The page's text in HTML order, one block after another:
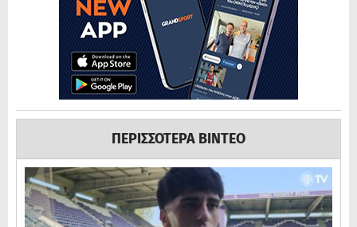
ΠΕΡΙΣΣΟΤΕΡΑ ΒΙΝΤΕΟ